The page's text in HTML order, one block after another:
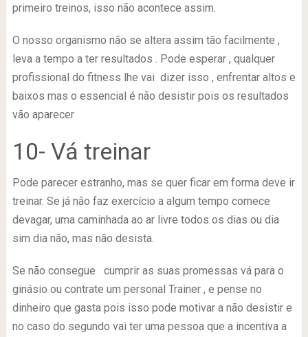
primeiro treinos, isso não acontece assim.
O nosso organismo não se altera assim tão facilmente ,
leva a tempo a ter resultados . Pode esperar , qualquer
profissional do fitness lhe vai dizer isso , enfrentar altos e
baixos mas o essencial é não desistir pois os resultados
vão aparecer
10- Vá treinar
Pode parecer estranho, mas se quer ficar em forma deve ir
treinar. Se já não faz exercício a algum tempo comece
devagar, uma caminhada ao ar livre todos os dias ou dia
sim dia não, mas não desista.
Se não consegue cumprir as suas promessas vá para o
ginásio ou contrate um personal Trainer , e pense no
dinheiro que gasta pois isso pode motivar a não desistir e
no caso do segundo vai ter uma pessoa que a incentiva a